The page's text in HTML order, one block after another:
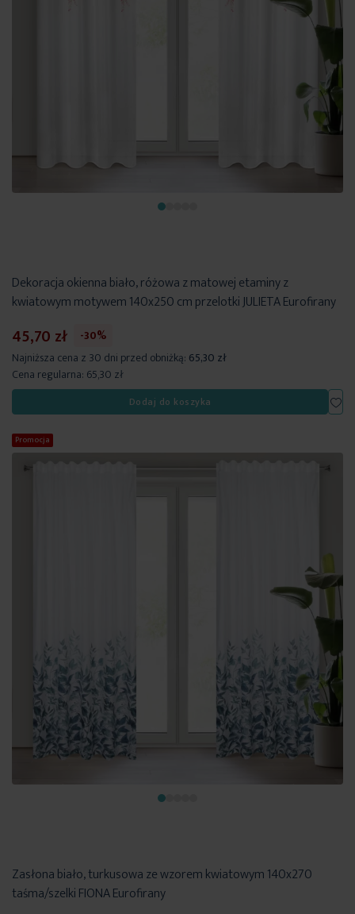
Dekoracja okienna biało, różowa z matowej etaminy z
kwiatowym motywem 140x250 cm przelotki JULIETA Eurofirany
45,70 zł
-30%
Najniższa cena z 30 dni przed obniżką: 65,30 zł
Cena regularna: 65,30 zł
Dodaj do koszyka
Promocja
Zasłona biało, turkusowa ze wzorem kwiatowym 140x270
taśma/szelki FIONA Eurofirany